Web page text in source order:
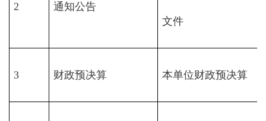
2 通知公告
文件
3 财政预决算 本单位财政预决算